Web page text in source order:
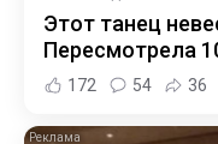
Этот танец
Пересмотрела
172 54 36